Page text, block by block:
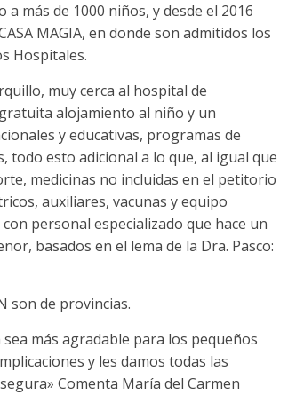
más de 1000 niños, y desde el 2016
MAGIA, en donde son admitidos los
Hospitales.
muy cerca al hospital de
alojamiento al niño y un
y educativas, programas de
todo esto adicional a lo que, al igual que
medicinas no incluidas en el petitorio
auxiliares, vacunas y equipo
personal especializado que hace un
basados en el lema de la Dra. Pasco:
son de provincias.
más agradable para los pequeños
y les damos todas las
Comenta María del Carmen